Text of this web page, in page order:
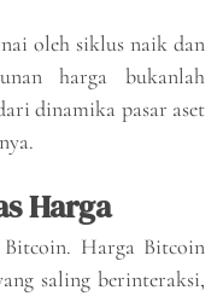
oleh siklus naik dan
harga bukanlah
dinamika pasar aset
Harga
Harga Bitcoin
saling berinteraksi,